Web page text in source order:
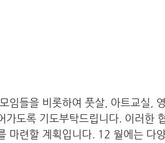
임들을 비롯하여 풋살, 아트교실,
도록 기도부탁드립니다. 이러한
마련할 계획입니다. 12 월에는 다